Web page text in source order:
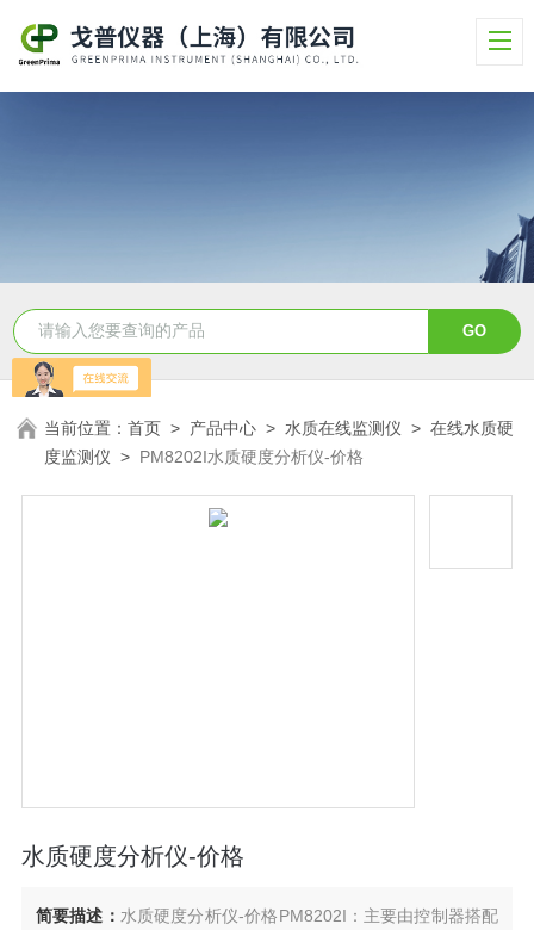
当前位置：首页 > 产品中心 > 水质在线监测仪 >在线水质硬
度监测仪 > PM8202I水质硬度分析仪-价格
水质硬度分析仪-价格
简要描述： 水质硬度分析仪-价格PM8202I：主要由控制器搭配